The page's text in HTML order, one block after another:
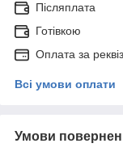
Післяплата
Готівкою
Оплата за
Всі умови оплати
Умови